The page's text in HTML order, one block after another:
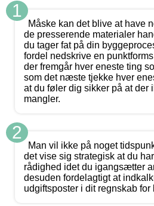
1
Måske kan det blive at have
de presserende materialer
du tager fat på din
fordel nedskrive en
der fremgår hver eneste ting
som det næste tjekke hver
at du føler dig sikker på at der
mangler.
2
Man vil ikke på noget
det vise sig strategisk at du
rådighed idet du igangsætter
desuden fordelagtigt at
udgiftsposter i dit regnskab for